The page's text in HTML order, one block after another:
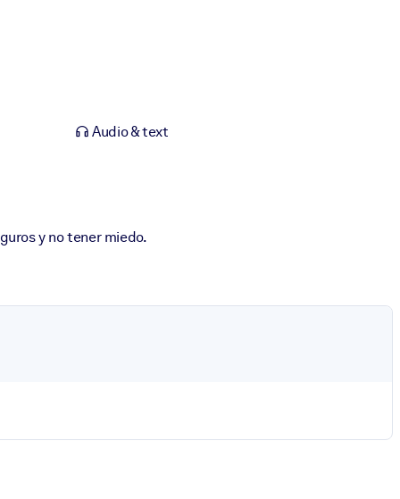
Audio & text
y no tener miedo.